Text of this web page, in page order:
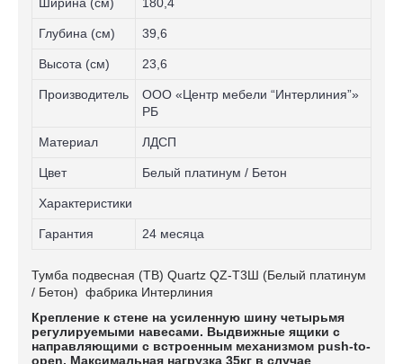
Ширина (см) 180,4
Глубина (см) 39,6
Высота (см) 23,6
Производитель
ООО «Центр мебели “Интерлиния”»
РБ
Материал ЛДСП
Цвет Белый платинум / Бетон
Характеристики
Гарантия 24 месяца
Тумба подвесная (ТВ) Quartz QZ-Т3Ш (Белый платинум
/ Бетон) фабрика Интерлиния
Крепление к стене на усиленную шину четырьмя
регулируемыми навесами. Выдвижные ящики с
направляющими с встроенным механизмом push-to-
open. Максимальная нагрузка 35кг в случае